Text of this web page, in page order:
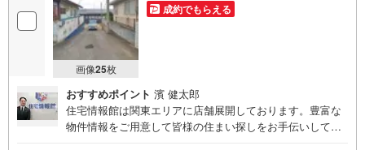
画像25枚
成約でもらえる
おすすめポイント 濱 健太郎
住宅情報館は関東エリアに店舗展開しております。豊富な
物件情報をご用意して皆様の住まい探しをお手伝いしてお